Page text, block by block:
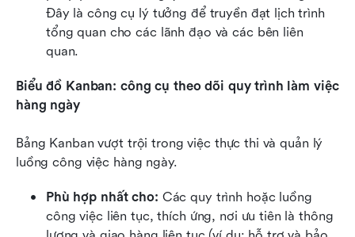
Đây là công cụ lý tưởng để truyền đạt lịch trình
tổng quan cho các lãnh đạo và các bên liên
quan.
Biểu đồ Kanban: công cụ theo dõi quy trình làm việc
hàng ngày
Bảng Kanban vượt trội trong việc thực thi và quản lý
luồng công việc hàng ngày.
Phù hợp nhất cho: Các quy trình hoặc luồng
công việc liên tục, thích ứng, nơi ưu tiên là thông